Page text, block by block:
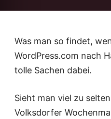
Was man so findet,
WordPress.com nach
tolle Sachen dabei.
Sieht man viel zu
Volksdorfer